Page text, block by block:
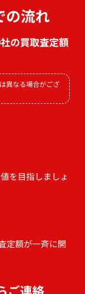
の流れ
の買取査定額
異なる場合がござ
を目指しましょ
定額が一斉に開